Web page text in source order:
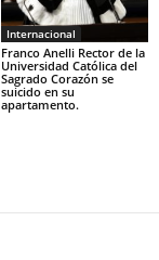
Internacional
Franco Anelli Rector de la
Universidad Católica del
Sagrado Corazón se
suicido en su
apartamento.